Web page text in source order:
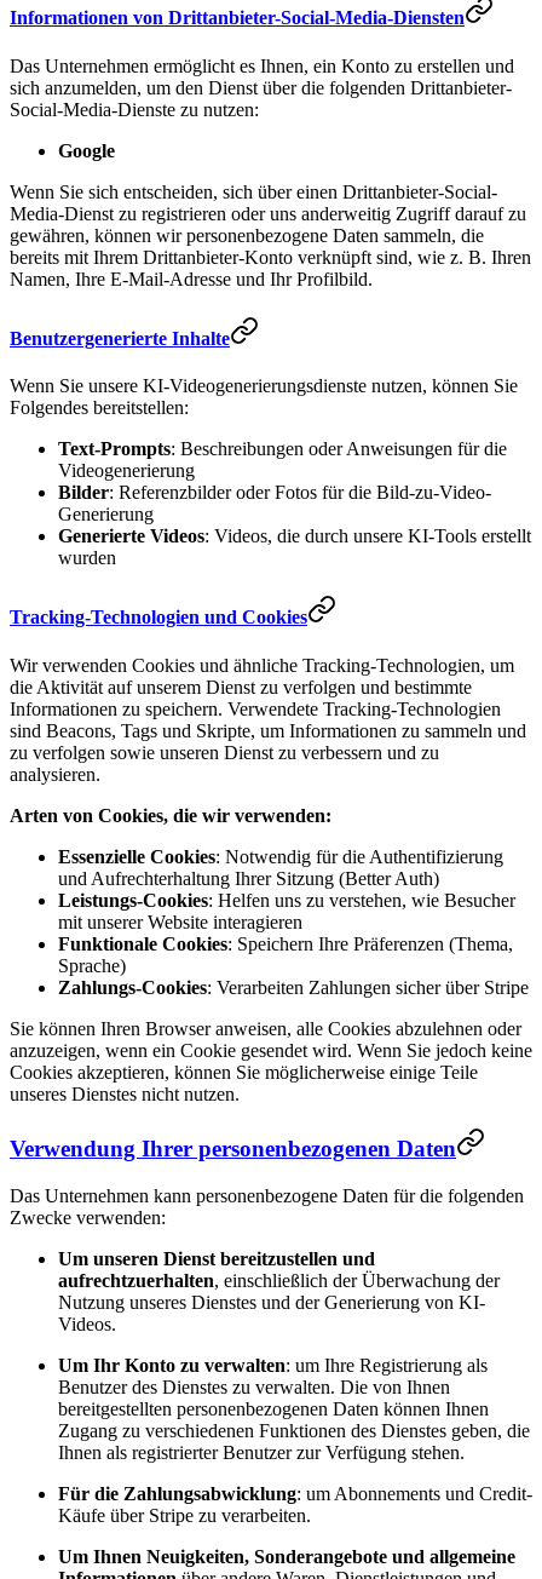
Informationen von Drittanbieter-Social-Media-Diensten
Das Unternehmen ermöglicht es Ihnen, ein Konto zu erstellen und
sich anzumelden, um den Dienst über die folgenden Drittanbieter-
Social-Media-Dienste zu nutzen:
Google
Wenn Sie sich entscheiden, sich über einen Drittanbieter-Social-
Media-Dienst zu registrieren oder uns anderweitig Zugriff darauf zu
gewähren, können wir personenbezogene Daten sammeln, die
bereits mit Ihrem Drittanbieter-Konto verknüpft sind, wie z. B. Ihren
Namen, Ihre E-Mail-Adresse und Ihr Profilbild.
Benutzergenerierte Inhalte
Wenn Sie unsere KI-Videogenerierungsdienste nutzen, können Sie
Folgendes bereitstellen:
Text-Prompts: Beschreibungen oder Anweisungen für die
Videogenerierung
Bilder: Referenzbilder oder Fotos für die Bild-zu-Video-
Generierung
Generierte Videos: Videos, die durch unsere KI-Tools erstellt
wurden
Tracking-Technologien und Cookies
Wir verwenden Cookies und ähnliche Tracking-Technologien, um
die Aktivität auf unserem Dienst zu verfolgen und bestimmte
Informationen zu speichern. Verwendete Tracking-Technologien
sind Beacons, Tags und Skripte, um Informationen zu sammeln und
zu verfolgen sowie unseren Dienst zu verbessern und zu
analysieren.
Arten von Cookies, die wir verwenden:
Essenzielle Cookies: Notwendig für die Authentifizierung
und Aufrechterhaltung Ihrer Sitzung (Better Auth)
Leistungs-Cookies: Helfen uns zu verstehen, wie Besucher
mit unserer Website interagieren
Funktionale Cookies: Speichern Ihre Präferenzen (Thema,
Sprache)
Zahlungs-Cookies: Verarbeiten Zahlungen sicher über Stripe
Sie können Ihren Browser anweisen, alle Cookies abzulehnen oder
anzuzeigen, wenn ein Cookie gesendet wird. Wenn Sie jedoch keine
Cookies akzeptieren, können Sie möglicherweise einige Teile
unseres Dienstes nicht nutzen.
Verwendung Ihrer personenbezogenen Daten
Das Unternehmen kann personenbezogene Daten für die folgenden
Zwecke verwenden:
Um unseren Dienst bereitzustellen und
aufrechtzuerhalten, einschließlich der Überwachung der
Nutzung unseres Dienstes und der Generierung von KI-
Videos.
Um Ihr Konto zu verwalten: um Ihre Registrierung als
Benutzer des Dienstes zu verwalten. Die von Ihnen
bereitgestellten personenbezogenen Daten können Ihnen
Zugang zu verschiedenen Funktionen des Dienstes geben, die
Ihnen als registrierter Benutzer zur Verfügung stehen.
Für die Zahlungsabwicklung: um Abonnements und Credit-
Käufe über Stripe zu verarbeiten.
Um Ihnen Neuigkeiten, Sonderangebote und allgemeine